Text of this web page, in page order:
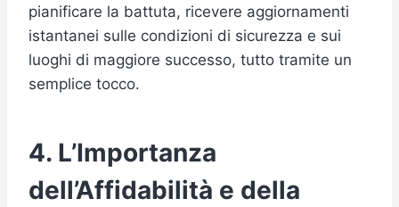
pianificare la battuta, ricevere aggiornamenti
istantanei sulle condizioni di sicurezza e sui
luoghi di maggiore successo, tutto tramite un
semplice tocco.
4. L’Importanza
dell’Affidabilità e della